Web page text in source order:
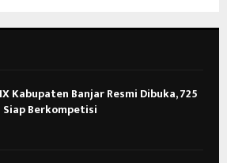
Kabupaten Banjar Resmi Dibuka, 725
Berkompetisi